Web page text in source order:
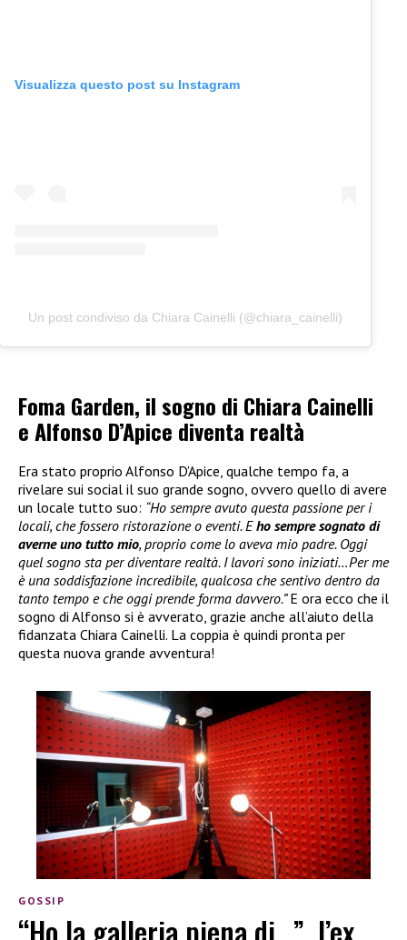
Visualizza questo post su Instagram
Un post condiviso da Chiara Cainelli (@chiara_cainelli)
Foma Garden, il sogno di Chiara Cainelli
e Alfonso D’Apice diventa realtà
Era stato proprio Alfonso D’Apice, qualche tempo fa, a
rivelare sui social il suo grande sogno, ovvero quello di avere
un locale tutto suo: “Ho sempre avuto questa passione per i
locali, che fossero ristorazione o eventi. Eho sempre sognato di
averne uno tutto mio, proprio come lo aveva mio padre. Oggi
quel sogno sta per diventare realtà. I lavori sono iniziati…Per me
è una soddisfazione incredibile, qualcosa che sentivo dentro da
tanto tempo e che oggi prende forma davvero.”E ora ecco che il
sogno di Alfonso si è avverato, grazie anche all’aiuto della
fidanzata Chiara Cainelli. La coppia è quindi pronta per
questa nuova grande avventura!
GOSSIP